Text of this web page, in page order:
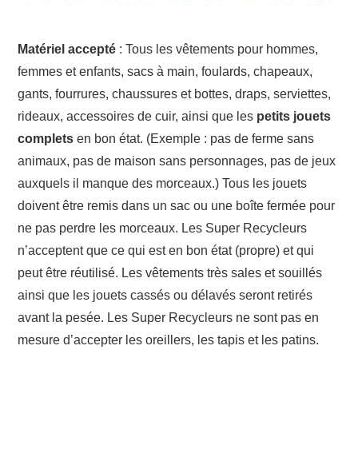
Matériel accepté : Tous les vêtements pour hommes,
femmes et enfants, sacs à main, foulards, chapeaux,
gants, fourrures, chaussures et bottes, draps, serviettes,
rideaux, accessoires de cuir, ainsi que les petits jouets
complets en bon état. (Exemple : pas de ferme sans
animaux, pas de maison sans personnages, pas de jeux
auxquels il manque des morceaux.) Tous les jouets
doivent être remis dans un sac ou une boîte fermée pour
ne pas perdre les morceaux. Les Super Recycleurs
n’acceptent que ce qui est en bon état (propre) et qui
peut être réutilisé. Les vêtements très sales et souillés
ainsi que les jouets cassés ou délavés seront retirés
avant la pesée. Les Super Recycleurs ne sont pas en
mesure d’accepter les oreillers, les tapis et les patins.